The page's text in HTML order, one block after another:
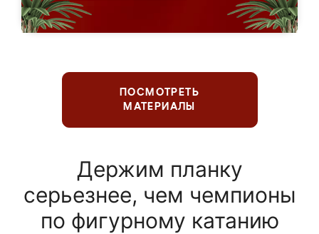
ПОСМОТРЕТЬ
МАТЕРИАЛЫ
Держим планку
серьезнее, чем чемпионы
по фигурному катанию